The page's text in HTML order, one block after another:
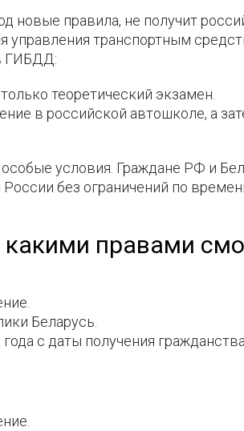
новые правила, не получит
управления транспортным
ГИБДД:
теоретический экзамен.
в российской автошколе, а
условия. Граждане РФ и
без ограничений по
какими правами
Беларусь.
с даты получения